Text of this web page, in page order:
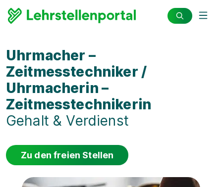
Uhrmacher –
Zeitmesstechniker /
Uhrmacherin –
Zeitmesstechnikerin
Gehalt & Verdienst
Zu den freien Stellen